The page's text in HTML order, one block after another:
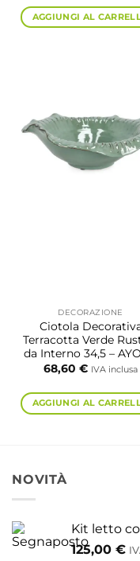
AGGIUNGI AL
DECORAZIONE
Ciotola
Terracotta Verde
da Interno 34,5 –
68,60 € IVA inclusa
AGGIUNGI AL
NOVITÀ
Kit letto
125,00 €